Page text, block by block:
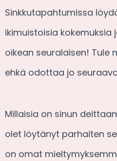
Sinkkutapahtumissa
ikimuistoisia kokemuksia
oikean seuralaisen! Tule
ehkä odottaa jo
Millaisia on sinun
olet löytänyt parhaiten
on omat